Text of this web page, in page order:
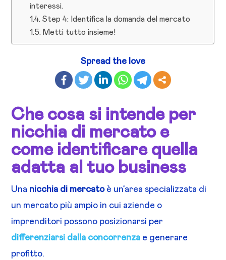
interessi.
Step 4: Identifica la domanda del mercato
Metti tutto insieme!
Spread the love
Che cosa si intende per
nicchia di mercato e
come identificare quella
adatta al tuo business
Una nicchia di mercatoè un’area specializzata di
un mercato più ampio in cui aziende o
imprenditori possono posizionarsi per
differenziarsi dalla concorrenza e generare
profitto.